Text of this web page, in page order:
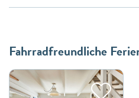
Fahrradfreundliche